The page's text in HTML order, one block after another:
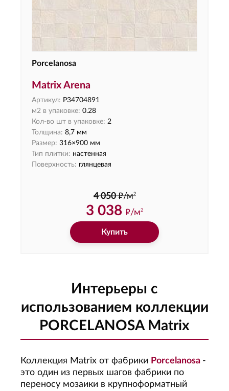
Porcelanosa
Matrix Arena
Артикул: P34704891
м2 в упаковке: 0.28
Кол-во шт в упаковке: 2
Толщина: 8,7 мм
Размер: 316×900 мм
Тип плитки: настенная
Поверхность: глянцевая
4 050 ф/м2
3 038 ф/м2
Купить
Интерьеры с
использованием коллекции
PORCELANOSA Matrix
Коллекция Matrix от фабрики Porcelanosa -
это один из первых шагов фабрики по
переносу мозаики в крупноформатный